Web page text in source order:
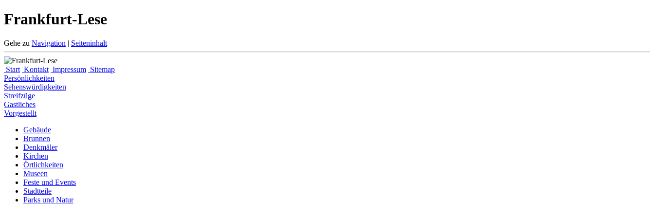
Frankfurt-Lese
Gehe zu Navigation | Seiteninhalt
Start Kontakt Impressum Sitemap
Persönlichkeiten
Sehenswürdigkeiten
Streifzüge
Gastliches
Vorgestellt
Gebäude
Brunnen
Denkmäler
Kirchen
Örtlichkeiten
Museen
Feste und Events
Stadtteile
Parks und Natur